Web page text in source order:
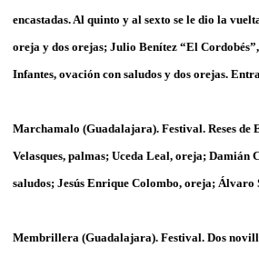
encastadas. Al quinto y al sexto se le dio la
oreja y dos orejas; Julio Benítez “El
Infantes, ovación con saludos y dos orejas.
Marchamalo (Guadalajara). Festival. Reses de
Velasques, palmas; Uceda Leal, oreja; Damián
saludos; Jesús Enrique Colombo, oreja; Álvaro
Membrillera (Guadalajara). Festival. Dos